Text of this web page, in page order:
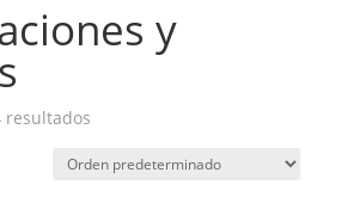
y
resultados